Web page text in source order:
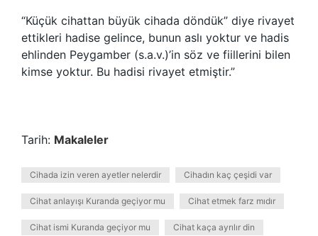
“Küçük cihattan büyük cihada döndük” diye rivayet
ettikleri hadise gelince, bunun aslı yoktur ve hadis
ehlinden Peygamber (s.a.v.)’in söz ve fiillerini bilen
kimse yoktur. Bu hadisi rivayet etmiştir.”
Tarih: Makaleler
Cihada izin veren ayetler nelerdir Cihadın kaç çeşidi var
Cihat anlayışı Kuranda geçiyor mu Cihat etmek farz mıdır
Cihat ismi Kuranda geçiyor mu Cihat kaça ayrılır din